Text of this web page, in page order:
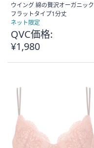
ウイング 綿の贅沢オーガニック
フラットタイプ1分丈
ネット限定
QVC価格:
¥1,980